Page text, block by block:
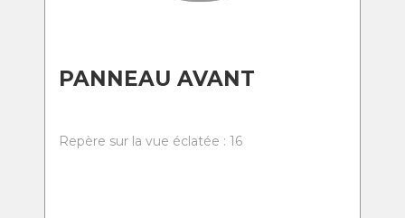
PANNEAU AVANT
Repère sur la vue éclatée : 16